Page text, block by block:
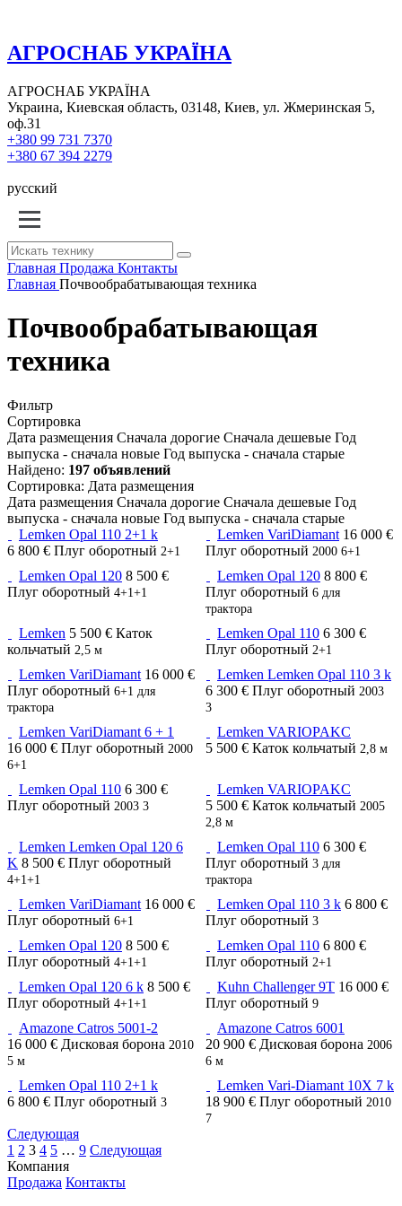
АГРОСНАБ УКРАЇНА
АГРОСНАБ УКРАЇНА
Украина, Киевская область, 03148, Киев, ул. Жмеринская 5,
оф.31
+380 99 731 7370
+380 67 394 2279
русский
Главная Продажа Контакты
Главная Почвообрабатывающая техника
Почвообрабатывающая
техника
Фильтр
Сортировка
Дата размещения Сначала дорогие Сначала дешевые Год
выпуска - сначала новые Год выпуска - сначала старые
Найдено: 197 объявлений
Сортировка: Дата размещения
Дата размещения Сначала дорогие Сначала дешевые Год
выпуска - сначала новые Год выпуска - сначала старые
Lemken Opal 110 2+1 k
6 800 € Плуг оборотный 2+1
Lemken VariDiamant 16 000 €
Плуг оборотный 2000 6+1
Lemken Opal 120 8 500 €
Плуг оборотный 4+1+1
Lemken Opal 120 8 800 €
Плуг оборотный 6 для
трактора
Lemken 5 500 € Каток
кольчатый 2,5 м
Lemken Opal 110 6 300 €
Плуг оборотный 2+1
Lemken VariDiamant 16 000 €
Плуг оборотный 6+1 для
трактора
Lemken Lemken Opal 110 3 k
6 300 € Плуг оборотный 2003
3
Lemken VariDiamant 6 + 1
16 000 € Плуг оборотный 2000
6+1
Lemken VARIOPAKC
5 500 € Каток кольчатый 2,8 м
Lemken Opal 110 6 300 €
Плуг оборотный 2003 3
Lemken VARIOPAKC
5 500 € Каток кольчатый 2005
2,8 м
Lemken Lemken Opal 120 6
K 8 500 € Плуг оборотный
4+1+1
Lemken Opal 110 6 300 €
Плуг оборотный 3 для
трактора
Lemken VariDiamant 16 000 €
Плуг оборотный 6+1
Lemken Opal 110 3 k 6 800 €
Плуг оборотный 3
Lemken Opal 120 8 500 €
Плуг оборотный 4+1+1
Lemken Opal 110 6 800 €
Плуг оборотный 2+1
Lemken Opal 120 6 k 8 500 €
Плуг оборотный 4+1+1
Kuhn Challenger 9T 16 000 €
Плуг оборотный 9
Amazone Catros 5001-2
16 000 € Дисковая борона 2010
5 м
Amazone Catros 6001
20 900 € Дисковая борона 2006
6 м
Lemken Opal 110 2+1 k
6 800 € Плуг оборотный 3
Lemken Vari-Diamant 10X 7 k
18 900 € Плуг оборотный 2010
7
Следующая
1 2 3 4 5 … 9 Следующая
Компания
Продажа Контакты